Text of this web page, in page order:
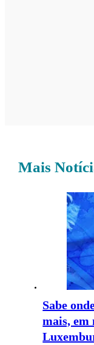
Mais
Sabe
mais, em